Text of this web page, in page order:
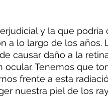
y la que podría
a lo largo de los años.
causar daño a la
Tenemos que
frente a esta
nuestra piel de los